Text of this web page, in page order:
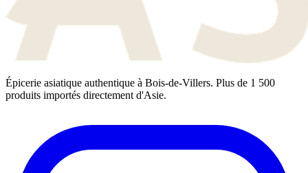
Épicerie asiatique authentique à Bois-de-Villers. Plus de 1 500
produits importés directement d'Asie.